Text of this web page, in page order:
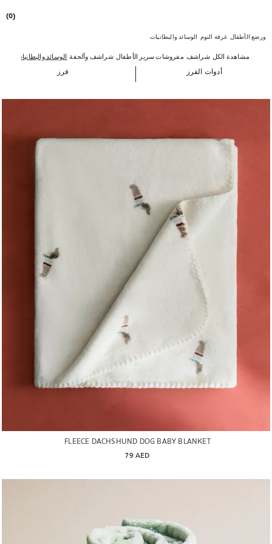
(0)
ورضع الأطفال غرفة النوم الوسائد والبطانيات
مشاهدة الكل شراشف مفروشات سرير الأطفال شراشف وألحفة الوسائد والبطانيات
أدوات الفرز فرز
FLEECE DACHSHUND DOG BABY BLANKET
79 AED
تم تغيير الصورة إلى 1 من 6
تم تغيير الصورة إلى 1 من 6